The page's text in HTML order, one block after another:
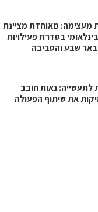
מעצימה: מאוחדת מציינת
בסדרת פעילויות
שבע והסביבה
לתעשייה: נאות חובב